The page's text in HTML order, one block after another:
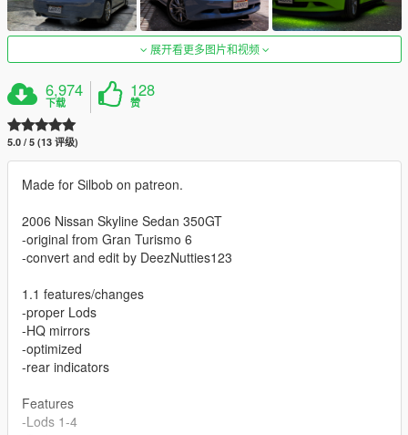
展开看更多图片和视频
6,974
下载
128
赞
5.0 / 5 (13 评级)
Made for Silbob on patreon.
2006 Nissan Skyline Sedan 350GT
-original from Gran Turismo 6
-convert and edit by DeezNutties123
1.1 features/changes
-proper Lods
-HQ mirrors
-optimized
-rear indicators
Features
-Lods 1-4